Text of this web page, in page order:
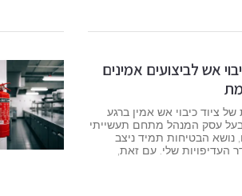
אש לביצועים אמינים
ציוד כיבוי אש אמין ברגע
עסק המנהל מתחם תעשייתי
נושא הבטיחות תמיד ניצב
העדיפויות שלי. עם זאת,